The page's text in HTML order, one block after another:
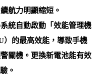
航力明顯縮短。
統自動啟動「效能管理機
）的最高效能，導致手機
關機。 更換新電池能有效
。